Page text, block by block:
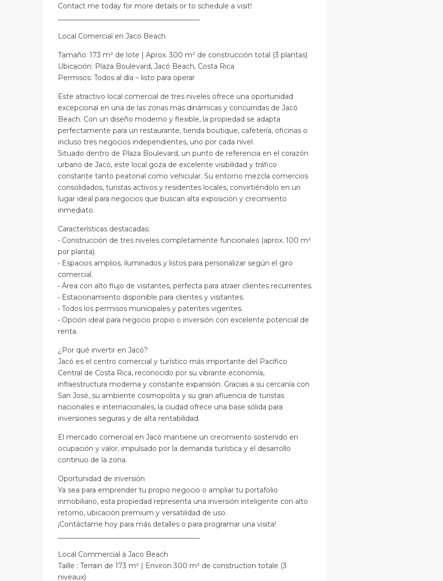
Contact me today for more details or to schedule a visit!
Local Comercial en Jaco Beach
Tamaño: 173 m² de lote | Aprox. 300 m² de construcción total (3 plantas)
Ubicación: Plaza Boulevard, Jacó Beach, Costa Rica
Permisos: Todos al día – listo para operar
Este atractivo local comercial de tres niveles ofrece una oportunidad
excepcional en una de las zonas más dinámicas y concurridas de Jacó
Beach. Con un diseño moderno y flexible, la propiedad se adapta
perfectamente para un restaurante, tienda boutique, cafetería, oficinas o
incluso tres negocios independientes, uno por cada nivel.
Situado dentro de Plaza Boulevard, un punto de referencia en el corazón
urbano de Jacó, este local goza de excelente visibilidad y tráfico
constante tanto peatonal como vehicular. Su entorno mezcla comercios
consolidados, turistas activos y residentes locales, convirtiéndolo en un
lugar ideal para negocios que buscan alta exposición y crecimiento
inmediato.
Características destacadas:
• Construcción de tres niveles completamente funcionales (aprox. 100 m²
por planta).
• Espacios amplios, iluminados y listos para personalizar según el giro
comercial.
• Área con alto flujo de visitantes, perfecta para atraer clientes recurrentes.
• Estacionamiento disponible para clientes y visitantes.
• Todos los permisos municipales y patentes vigentes.
• Opción ideal para negocio propio o inversión con excelente potencial de
renta.
¿Por qué invertir en Jacó?
Jacó es el centro comercial y turístico más importante del Pacífico
Central de Costa Rica, reconocido por su vibrante economía,
infraestructura moderna y constante expansión. Gracias a su cercanía con
San José, su ambiente cosmopolita y su gran afluencia de turistas
nacionales e internacionales, la ciudad ofrece una base sólida para
inversiones seguras y de alta rentabilidad.
El mercado comercial en Jacó mantiene un crecimiento sostenido en
ocupación y valor, impulsado por la demanda turística y el desarrollo
continuo de la zona.
Oportunidad de inversión
Ya sea para emprender tu propio negocio o ampliar tu portafolio
inmobiliario, esta propiedad representa una inversión inteligente con alto
retorno, ubicación premium y versatilidad de uso.
¡Contáctame hoy para más detalles o para programar una visita!
Local Commercial à Jaco Beach
Taille : Terrain de 173 m² | Environ 300 m² de construction totale (3
niveaux)